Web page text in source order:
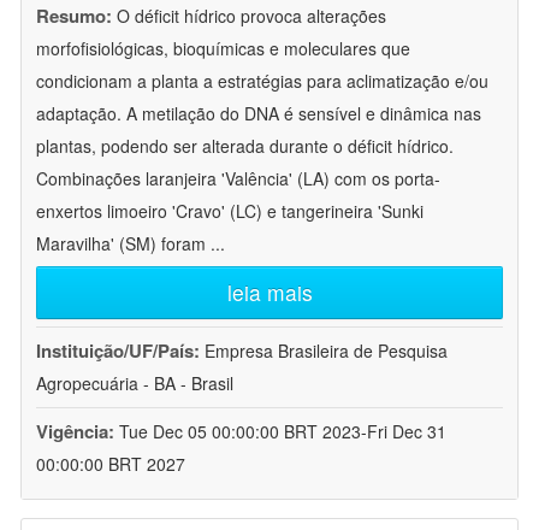
Resumo: O déficit hídrico provoca alterações
morfofisiológicas, bioquímicas e moleculares que
condicionam a planta a estratégias para aclimatização e/ou
adaptação. A metilação do DNA é sensível e dinâmica nas
plantas, podendo ser alterada durante o déficit hídrico.
Combinações laranjeira 'Valência' (LA) com os porta-
enxertos limoeiro 'Cravo' (LC) e tangerineira 'Sunki
Maravilha' (SM) foram ...
leia mais
Instituição/UF/País: Empresa Brasileira de Pesquisa
Agropecuária - BA - Brasil
Vigência: Tue Dec 05 00:00:00 BRT 2023-Fri Dec 31
00:00:00 BRT 2027